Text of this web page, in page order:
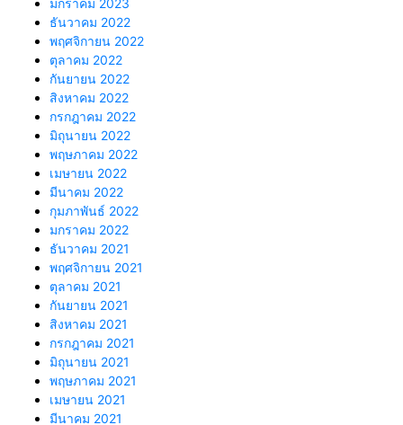
มกราคม 2023
ธันวาคม 2022
พฤศจิกายน 2022
ตุลาคม 2022
กันยายน 2022
สิงหาคม 2022
กรกฎาคม 2022
มิถุนายน 2022
พฤษภาคม 2022
เมษายน 2022
มีนาคม 2022
กุมภาพันธ์ 2022
มกราคม 2022
ธันวาคม 2021
พฤศจิกายน 2021
ตุลาคม 2021
กันยายน 2021
สิงหาคม 2021
กรกฎาคม 2021
มิถุนายน 2021
พฤษภาคม 2021
เมษายน 2021
มีนาคม 2021